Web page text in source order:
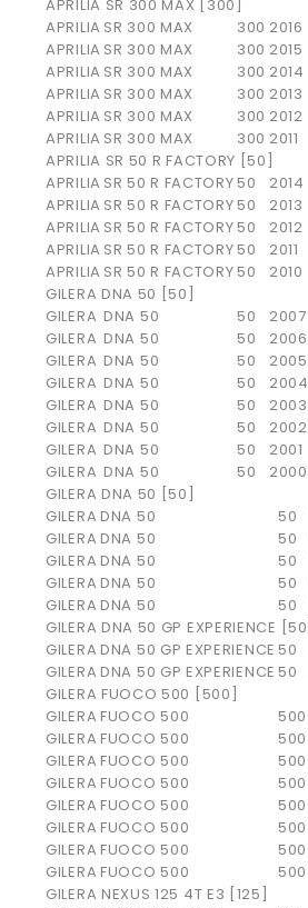
APRILIA SR 300 MAX [300]
APRILIA SR 300 MAX 300 2016
APRILIA SR 300 MAX 300 2015
APRILIA SR 300 MAX 300 2014
APRILIA SR 300 MAX 300 2013
APRILIA SR 300 MAX 300 2012
APRILIA SR 300 MAX 300 2011
APRILIA SR 50 R FACTORY [50]
APRILIA SR 50 R FACTORY50
2014
APRILIA SR 50 R FACTORY50
2013
APRILIA SR 50 R FACTORY50
2012
APRILIA SR 50 R FACTORY50
2011
APRILIA SR 50 R FACTORY50
2010
GILERA DNA 50 [50]
GILERA DNA 50 50
2007
GILERA DNA 50 50
2006
GILERA DNA 50 50
2005
GILERA DNA 50 50
2004
GILERA DNA 50 50
2003
GILERA DNA 50 50
2002
GILERA DNA 50 50
2001
GILERA DNA 50 50
2000
GILERA DNA 50 [50]
GILERA DNA 50 50
GILERA DNA 50 50
GILERA DNA 50 50
GILERA DNA 50 50
GILERA DNA 50 50
GILERA DNA 50 GP EXPERIENCE [50]
GILERA DNA 50 GP EXPERIENCE 50
GILERA DNA 50 GP EXPERIENCE 50
GILERA FUOCO 500 [500]
GILERA FUOCO 500 500
GILERA FUOCO 500 500
GILERA FUOCO 500 500
GILERA FUOCO 500 500
GILERA FUOCO 500 500
GILERA FUOCO 500 500
GILERA FUOCO 500 500
GILERA FUOCO 500 500
GILERA NEXUS 125 4T E3 [125]